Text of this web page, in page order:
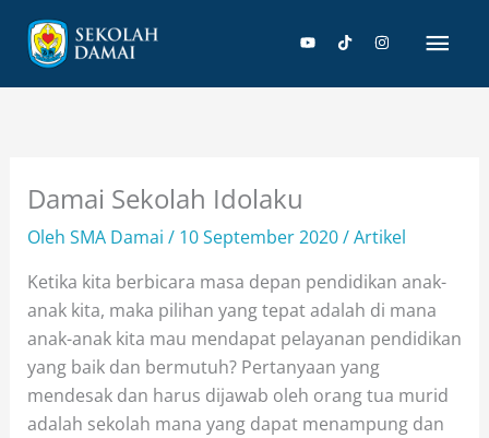
konten
Damai Sekolah Idolaku
Oleh SMA Damai / 10 September 2020/Artikel
Ketika kita berbicara masa depan pendidikan anak-
anak kita, maka pilihan yang tepat adalah di mana
anak-anak kita mau mendapat pelayanan pendidikan
yang baik dan bermutuh? Pertanyaan yang
mendesak dan harus dijawab oleh orang tua murid
adalah sekolah mana yang dapat menampung dan